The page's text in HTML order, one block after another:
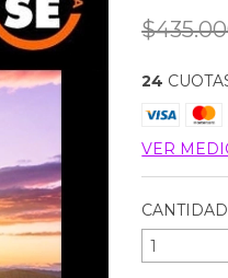
24
VER
CANTIDAD